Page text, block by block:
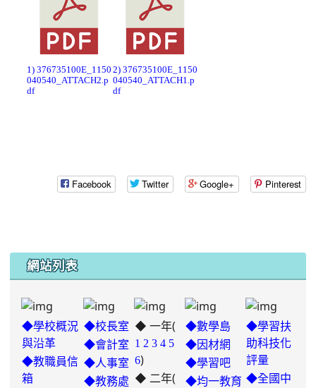
1) 376735100E_1150
040540_ATTACH2.p
df
2) 376735100E_1150
040540_ATTACH1.p
df
Facebook Twitter Google+ Pinterest
網站列表
◆學校概況
與沿革
◆教職員信
箱
◆校長室
◆會計室
◆人事室
◆教務處
◆ 一年(
1 2 3 4 5
6)
◆ 二年(
◆數學島
◆因材網
◆學習吧
◆均一教育
◆學習扶
助科技化
評量
◆全國中